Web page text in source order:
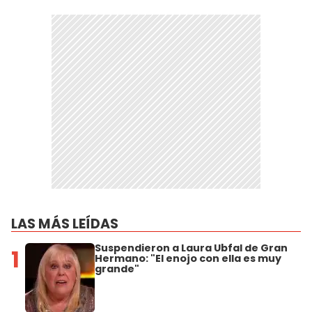
LAS MÁS LEÍDAS
1 Suspendieron a Laura Ubfal de Gran
Hermano: "El enojo con ella es muy
grande"